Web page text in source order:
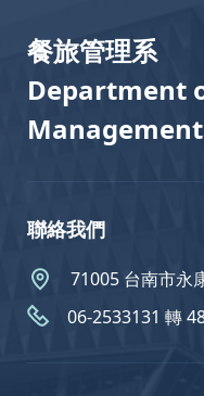
餐旅管理系
Department
聯絡我們
71005 台南市永
06-2533131 轉